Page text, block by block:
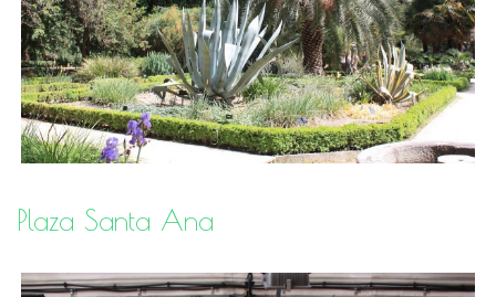
Plaza Santa Ana